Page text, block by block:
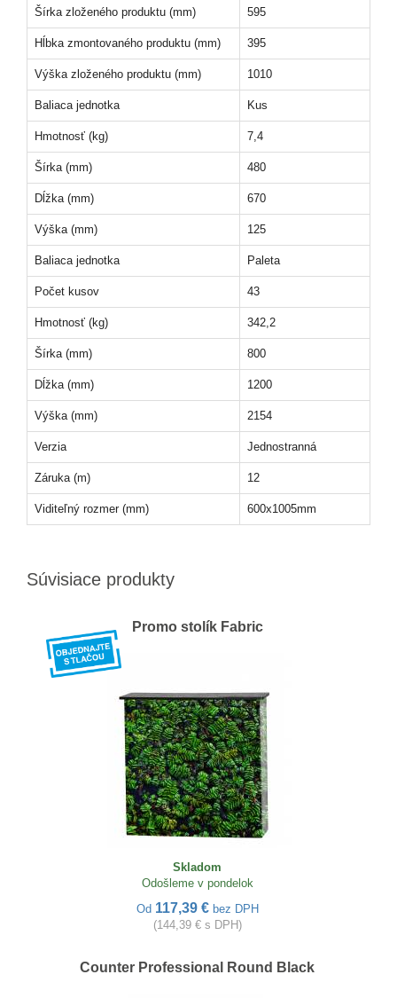
Šírka zloženého produktu (mm) 595
Hĺbka zmontovaného produktu (mm) 395
Výška zloženého produktu (mm) 1010
Baliaca jednotka Kus
Hmotnosť (kg) 7,4
Šírka (mm) 480
Dĺžka (mm) 670
Výška (mm) 125
Baliaca jednotka Paleta
Počet kusov 43
Hmotnosť (kg) 342,2
Šírka (mm) 800
Dĺžka (mm) 1200
Výška (mm) 2154
Verzia Jednostranná
Záruka (m) 12
Viditeľný rozmer (mm) 600x1005mm
Súvisiace produkty
Promo stolík Fabric
Skladom
Odošleme v pondelok
Od 117,39 € bez DPH
(144,39 € s DPH)
Counter Professional Round Black